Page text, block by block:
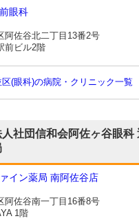
眼科
阿佐谷北二丁目13番2号
前ビル2階
区(眼科)の病院・クリニック一覧
人社団信和会阿佐ヶ谷眼科
イン薬局 南阿佐谷店
阿佐谷南一丁目16番8号
1階